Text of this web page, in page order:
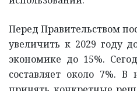
Перед Правительством
увеличить к 2029 году
экономике до 15%.
составляет около 7%.